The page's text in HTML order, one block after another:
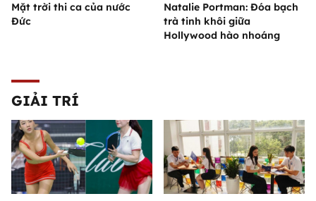
Mặt trời thi ca của nước
Đức
Natalie Portman: Đóa bạch
trà tinh khôi giữa
Hollywood hào nhoáng
GIẢI TRÍ